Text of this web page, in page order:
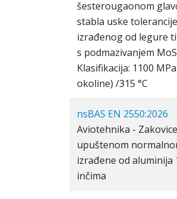
šesterougaonom
stabla uske
izrađenog od legure
s podmazivanjem
Klasifikacija: 1100
okoline) /315 °C
nsBAS EN 2550:2026
Aviotehnika -
upuštenom
izrađene od aluminija
inčima